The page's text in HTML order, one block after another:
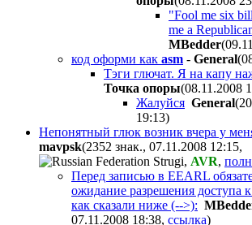
"Fool me six
me a
MBedder
код оформи как asm - General
Тэги глючат. Я на капу
Точка опоры(08.11.2008
Жалуйся General
19:13)
Непонятный глюк возник вчера у
mavpsk(2352 знак., 07.11.2008 12:15,
, AVR,
Перед записью в EEARL
ожидание разрешения доступа
как сказали ниже (-->):
07.11.2008 18:38, ссылка)